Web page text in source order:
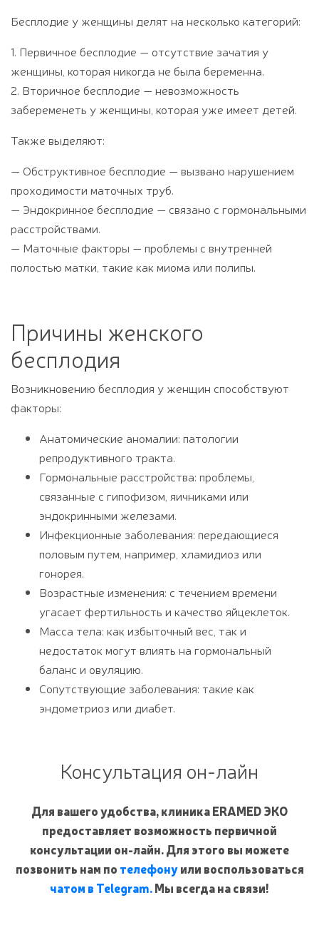
Бесплодие у женщины делят на несколько категорий:
1. Первичное бесплодие — отсутствие зачатия у
женщины, которая никогда не была беременна.
2. Вторичное бесплодие — невозможность
забеременеть у женщины, которая уже имеет детей.
Также выделяют:
— Обструктивное бесплодие — вызвано нарушением
проходимости маточных труб.
— Эндокринное бесплодие — связано с гормональными
расстройствами.
— Маточные факторы — проблемы с внутренней
полостью матки, такие как миома или полипы.
Причины женского
бесплодия
Возникновению бесплодия у женщин способствуют
факторы:
Анатомические аномалии: патологии
репродуктивного тракта.
Гормональные расстройства: проблемы,
связанные с гипофизом, яичниками или
эндокринными железами.
Инфекционные заболевания: передающиеся
половым путем, например, хламидиоз или
гонорея.
Возрастные изменения: с течением времени
угасает фертильность и качество яйцеклеток.
Масса тела: как избыточный вес, так и
недостаток могут влиять на гормональный
баланс и овуляцию.
Сопутствующие заболевания: такие как
эндометриоз или диабет.
Консультация он-лайн
Для вашего удобства, клиника ERAMED ЭКО
предоставляет возможность первичной
консультации он-лайн. Для этого вы можете
позвонить нам по телефонуили воспользоваться
чатом в Telegram.Мы всегда на связи!